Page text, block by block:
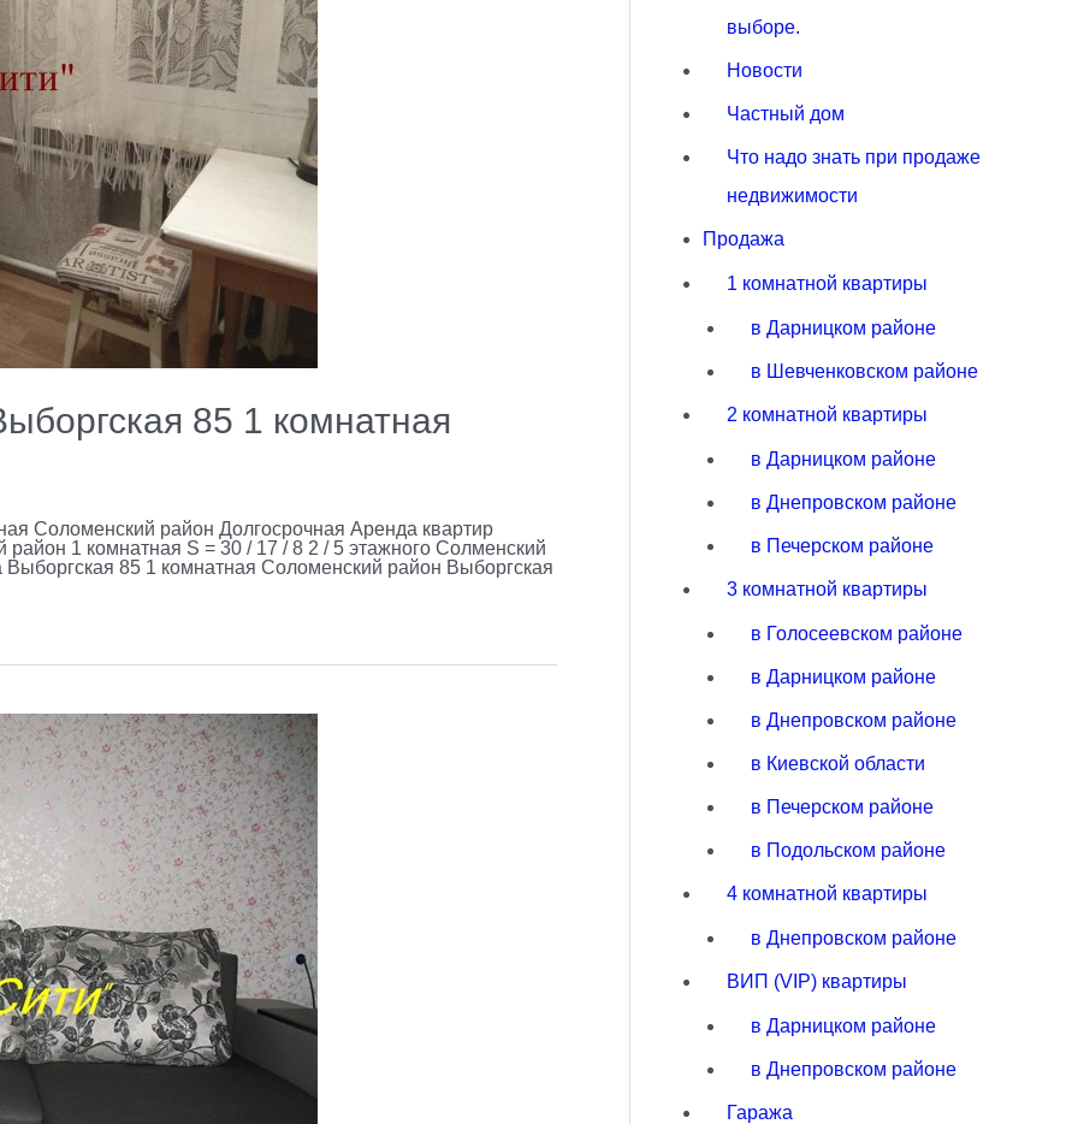
85 1 комнатная
Соломенский район Долгосрочная Аренда квартир
1 комнатная S = 30 / 17 / 8 2 / 5 этажного Солменский
85 1 комнатная Соломенский район Выборгская
выборе.
Новости
Частный дом
Что надо знать при продаже
недвижимости
Продажа
1 комнатной квартиры
в Дарницком районе
в Шевченковском районе
2 комнатной квартиры
в Дарницком районе
в Днепровском районе
в Печерском районе
3 комнатной квартиры
в Голосеевском районе
в Дарницком районе
в Днепровском районе
в Киевской области
в Печерском районе
в Подольском районе
4 комнатной квартиры
в Днепровском районе
ВИП (VIP) квартиры
в Дарницком районе
в Днепровском районе
Гаража